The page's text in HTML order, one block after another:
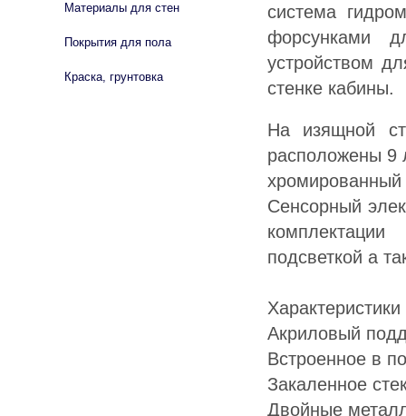
система
форсунками
устройством
стенке кабины.
На изящной
расположены 9
Сенсорный
подсветкой а
Акриловый
Встроенное в
Закаленное
Двойные
Материалы для стен
Покрытия для пола
Краска, грунтовка